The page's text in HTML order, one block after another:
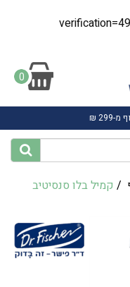
0
₪
/ קמיל בלו סנסיטיב